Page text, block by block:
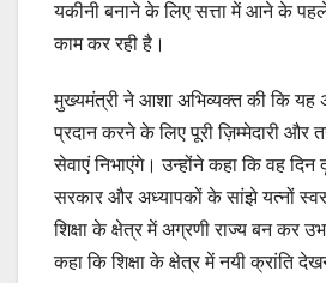
यकीनी बनाने के लिए सत्ता में आने के
काम कर रही है।
मुख्यमंत्री ने आशा अभिव्यक्त की कि यह
प्रदान करने के लिए पूरी ज़िम्मेदारी और
सेवाएं निभाएंगे। उन्होंने कहा कि वह दिन
सरकार और अध्यापकों के सांझे यत्नों
शिक्षा के क्षेत्र में अग्रणी राज्य बन कर
कहा कि शिक्षा के क्षेत्र में नयी क्रांति